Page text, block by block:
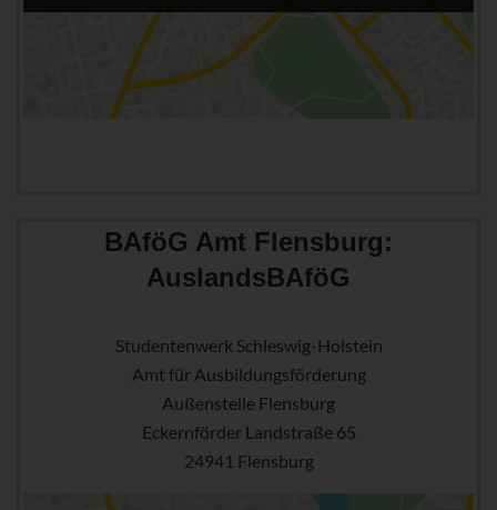
BAföG Amt Flensburg:
AuslandsBAföG
Studentenwerk Schleswig-Holstein
Amt für Ausbildungsförderung
Außenstelle Flensburg
Eckernförder Landstraße 65
24941 Flensburg